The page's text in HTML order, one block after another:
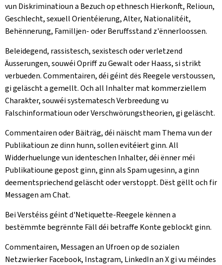
vun Diskriminatioun a Bezuch op ethnesch Hierkonft, Relioun,
Geschlecht, sexuell Orientéierung, Alter, Nationalitéit,
Behënnerung, Familljen- oder Beruffsstand z'ënnerloossen.
Beleidegend, rassistesch, sexistesch oder verletzend
Äusserungen, souwéi Opriff zu Gewalt oder Haass, si strikt
verbueden. Commentairen, déi géint dës Reegele verstoussen,
gi geläscht a gemellt. Och all Inhalter mat kommerziellem
Charakter, souwéi systematesch Verbreedung vu
Falschinformatioun oder Verschwörungstheorien, gi geläscht.
Commentairen oder Bäiträg, déi näischt mam Thema vun der
Publikatioun ze dinn hunn, sollen evitéiert ginn. All
Widderhuelunge vun identeschen Inhalter, déi ënner méi
Publikatioune gepost ginn, ginn als Spam ugesinn, a ginn
deementspriechend geläscht oder verstoppt. Dëst gëllt och fir
Messagen am Chat.
Bei Verstéiss géint d'Netiquette-Reegele kënnen a
bestëmmte begrënnte Fäll déi betraffe Konte geblockt ginn.
Commentairen, Messagen an Ufroen op de sozialen
Netzwierker Facebook, Instagram, LinkedIn an X gi vu méindes